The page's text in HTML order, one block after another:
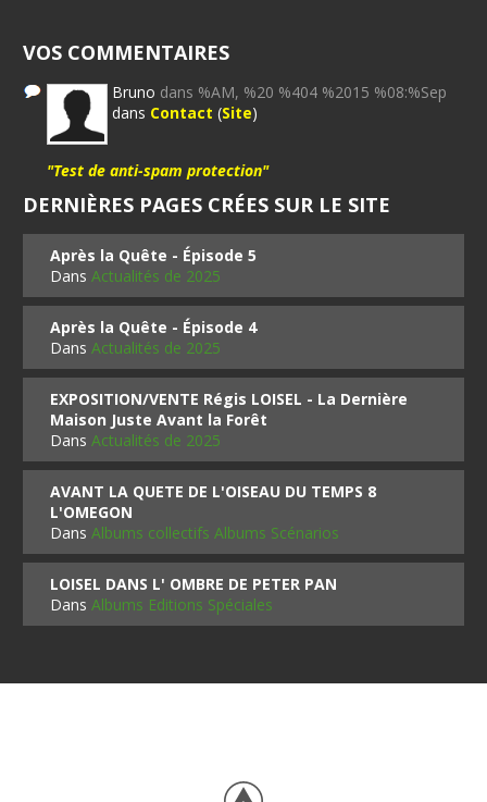
VOS COMMENTAIRES
Bruno dans %AM, %20 %404 %2015 %08:%Sep
dans Contact (Site)
"Test de anti-spam protection"
DERNIÈRES PAGES CRÉES SUR LE SITE
Après la Quête - Épisode 5
DansActualités de 2025
Après la Quête - Épisode 4
DansActualités de 2025
EXPOSITION/VENTE Régis LOISEL - La Dernière
Maison Juste Avant la Forêt
DansActualités de 2025
AVANT LA QUETE DE L'OISEAU DU TEMPS 8
L'OMEGON
DansAlbums collectifs Albums Scénarios
LOISEL DANS L' OMBRE DE PETER PAN
DansAlbums Editions Spéciales